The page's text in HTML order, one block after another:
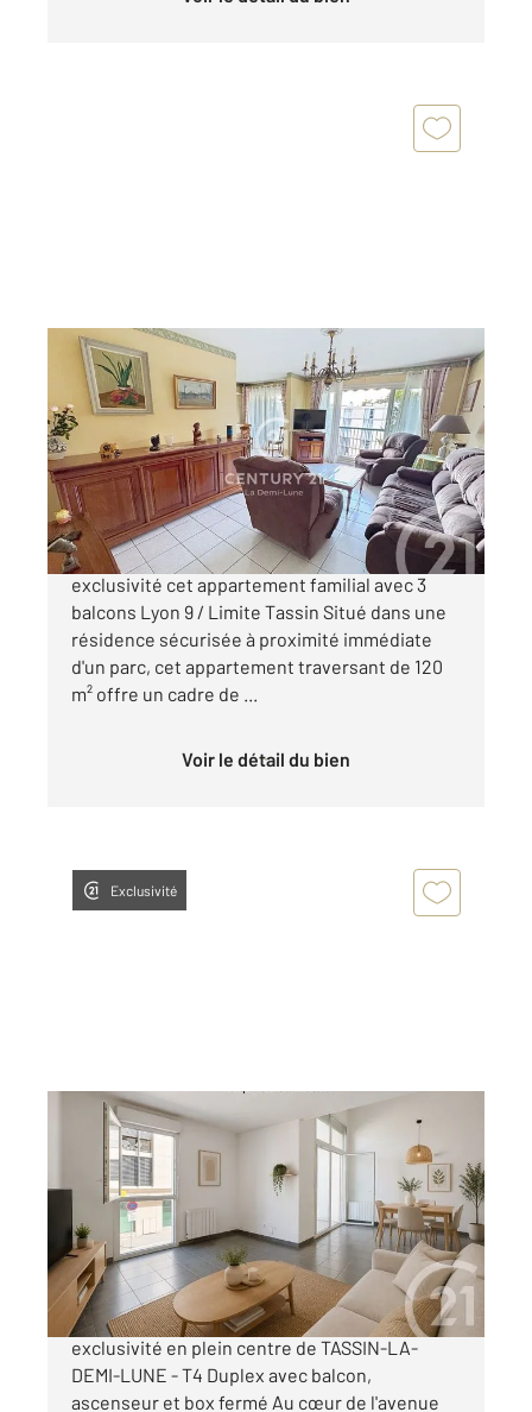
LYON 69009
119,62 m 2 , 6 pièces
Ref : 503
Appartement T6 à vendre
335 000 €
Century 21 la Demi lune, vous propose en
exclusivité cet appartement familial avec 3
balcons Lyon 9 / Limite Tassin Situé dans une
résidence sécurisée à proximité immédiate
d'un parc, cet appartement traversant de 120
m² offre un cadre de ...
Voir le détail du bien
Exclusivité
TASSIN LA DEMI LUNE 69
84,58 m2, 4 pièces
Ref : 499
Appartement T4 à vendre
390 000 €
Century 21 la Demi lune vous propose en
exclusivité en plein centre de TASSIN-LA-
DEMI-LUNE - T4 Duplex avec balcon,
ascenseur et box fermé Au cœur de l'avenue